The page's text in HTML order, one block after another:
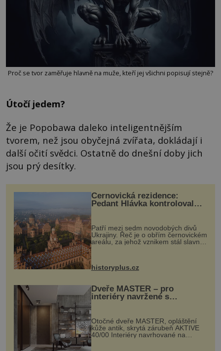
Proč se tvor zaměřuje hlavně na muže, kteří jej všichni popisují stejně?
Útočí jedem?
Že je Popobawa daleko inteligentnějším
tvorem, než jsou obyčejná zvířata, dokládají i
další očití svědci. Ostatně do dnešní doby jich
jsou prý desítky.
Černovická rezidence:
Pedant Hlávka kontroloval
Patří mezi sedm novodobých divů
Ukrajiny. Řeč je o obřím černovickém
areálu, za jehož vznikem stál slavný
český architekt Josef Hlávka. Ten si
na něm dal mimořádně záležet. Jeho
historyplus.cz
Dveře MASTER – pro
interiéry navržené s
rozumem i vášní!
Otočné dveře MASTER, opláštění
kůže antik, skrytá zárubeň AKTIVE
40/00 Interiéry navrhované na
zakázku často vyžadují atypické
rozměry nejen nábytku, ale i